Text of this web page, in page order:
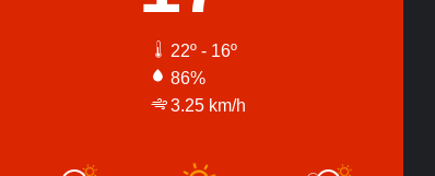
22º - 16º
86%
3.25 km/h